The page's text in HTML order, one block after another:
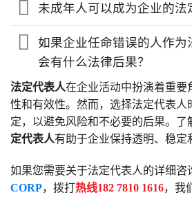
未成年人可以成为企业的法
如果企业任命错误的人作为
会有什么法律后果？
法定代表人在企业活动中扮演着重要
性和有效性。然而，选择法定代表人
定，以避免风险和不必要的后果。了
定代表人有助于企业保持透明、稳定
如果您需要关于法定代表人的详细咨
CORP，拨打热线182 7810 1616，我